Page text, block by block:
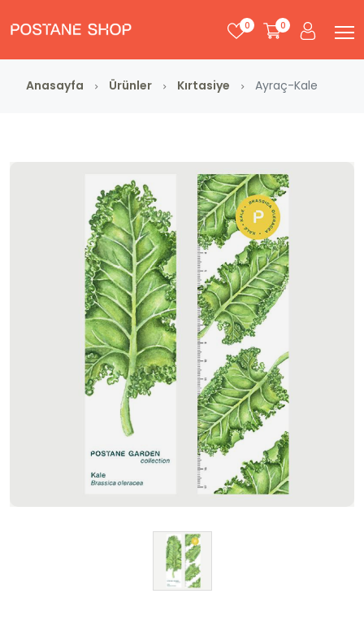
0 0
Anasayfa Ürünler Kırtasiye Ayraç-Kale